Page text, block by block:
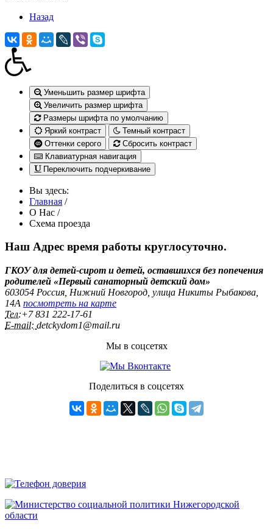
Назад
Уменьшить размер шрифта
Увеличить размер шрифта
Размеры шрифта по умолчанию
Яркий контраст
Темный контраст
Оттенки серого
Сбросить контраст
Клавиатурная навигация
Переключить подчеркивание
Вы здесь:
Главная /
О Нас /
Схема проезда
Наш Адрес время работы круглосуточно.
ГКОУ для детей-сирот и детей, оставшихся без попечения
родителей «Первый санаторный детский дом»
603054 Россия, Нижний Новгород, улица Никиты Рыбакова,
14А посмотреть на карте
Тел:+7 831 222‑17-61
E-mail: detckydom1@mail.ru
Мы в соцсетях
Поделиться в соцсетях